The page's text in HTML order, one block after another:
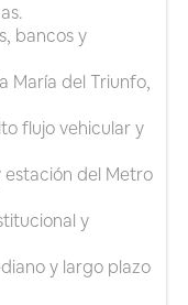
bancos y
María del Triunfo,
flujo vehicular y
del Metro
y
y largo plazo